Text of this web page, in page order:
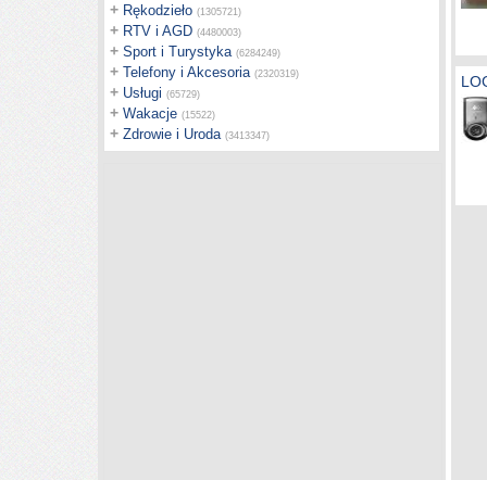
+ Rękodzieło (1305721)
+ RTV i AGD (4480003)
+ Sport i Turystyka (6284249)
+ Telefony i Akcesoria (2320319)
+ Usługi (65729)
+ Wakacje (15522)
+ Zdrowie i Uroda (3413347)